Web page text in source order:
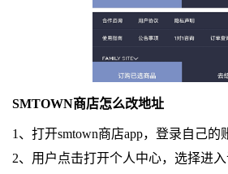
SMTOWN商店怎么改地址
1、打开smtown商店app，登录自己的
2、用户点击打开个人中心，选择进